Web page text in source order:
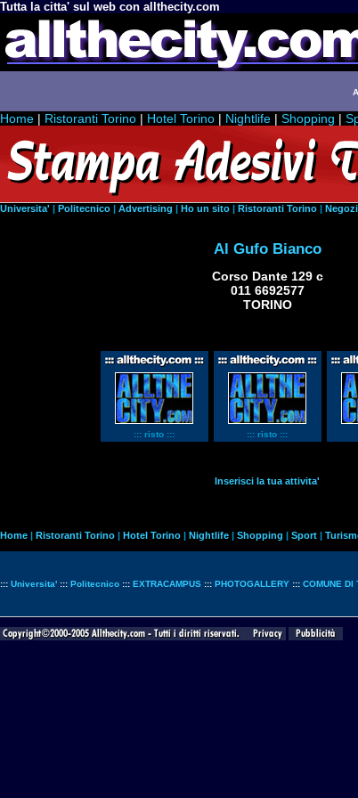
Tutta la citta' sul web con allthecity.com
Home | Ristoranti Torino | Hotel Torino | Nightlife | Shopping |
Universita' | Politecnico | Advertising | Ho un sito | Ristoranti Torino |
Al Gufo Bianco
Corso Dante 129 c
011 6692577
TORINO
::: risto ::: ::: risto :::
Inserisci la tua attivita'
Home | Ristoranti Torino | Hotel Torino | Nightlife | Shopping | Sport |
::: Universita' ::: Politecnico ::: EXTRACAMPUS ::: PHOTOGALLERY ::: COMUNE DI